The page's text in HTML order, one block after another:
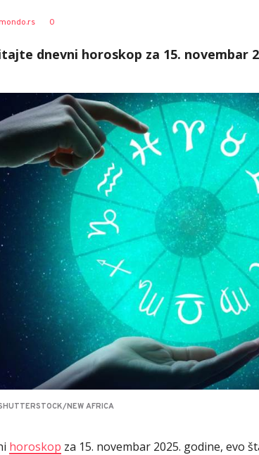
0
dnevni horoskop za 15. novembar
NEW AFRICA
horoskop za 15. novembar 2025. godine, evo